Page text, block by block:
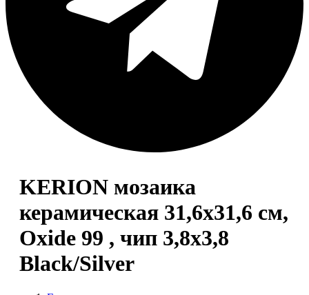
KERION мозаика
керамическая 31,6х31,6 см,
Oxide 99 , чип 3,8х3,8
Black/Silver